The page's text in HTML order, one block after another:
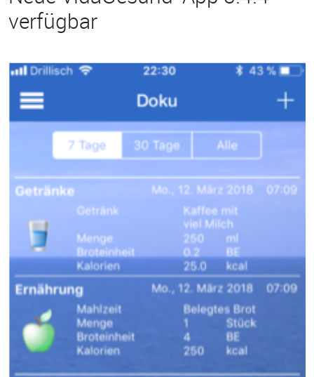
verfügbar